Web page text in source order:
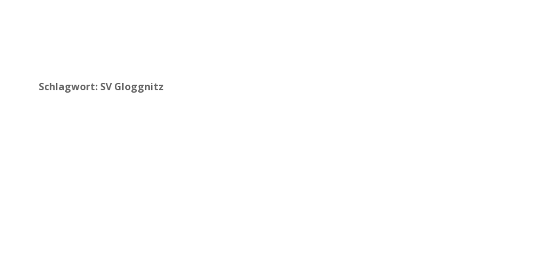
Schlagwort: SV Gloggnitz